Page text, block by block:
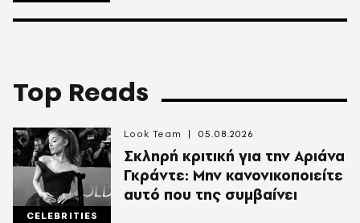
Top Reads
CELEBRITIES
Σκληρή κριτική για την Αριάνα
Γκράντε: Μην κανονικοποιείτε
αυτό που της συμβαίνει
Look Team 05.08.2026